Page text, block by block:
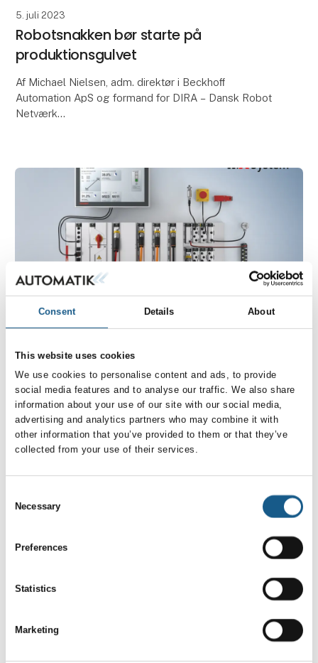
Consent Details About
This website uses cookies
We use cookies to personalise content and ads, to provide
social media features and to analyse our traffic. We also share
information about your use of our site with our social media,
advertising and analytics partners who may combine it with
other information that you’ve provided to them or that they’ve
collected from your use of their services.
Selection
Necessary
Preferences
Statistics
Marketing
5. juli 2023
Robotsnakken bør starte på
produktionsgulvet
Af Michael Nielsen, adm. direktør i Beckhoﬀ
Automation ApS og formand for DIRA – Dansk Robot
Netværk
4. oktober 2022
Beckhoff sender eltavlen på pension
Maskinstyring ud af boksen: Maskinbyggere kan
vinke farvel til eltavler i grå metalskabe. Efter 10 års
udviklingsarbejde har Beckhoff konstrueret et
modulært system, der fjerner de klassiske tavler fr